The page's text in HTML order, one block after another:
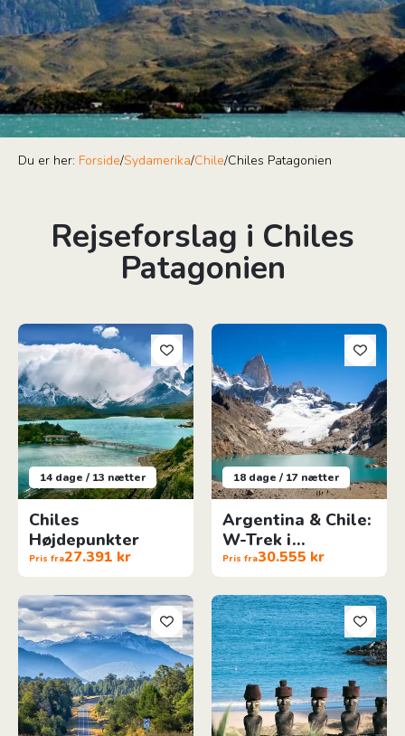
Du er her: Forside/Sydamerika/Chile/Chiles Patagonien
Rejseforslag i Chiles
Patagonien
14 dage / 13 nætter
Chiles
Højdepunkter
Pris fra27.391 kr
Chiles Højdepunkter
18 dage / 17 nætter
Argentina & Chile:
W-Trek i
Patagonien
Pris fra30.555 kr
Argentina & Chile: W-Trek i
Ekspedition i 4x4 langs Carretera Austral
Chile & Påskeøen